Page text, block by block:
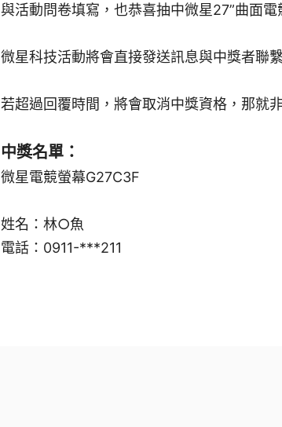
與活動問卷填寫，也恭喜抽中微星27”曲面電
微星科技活動將會直接發送訊息與中獎者聯
若超過回覆時間，將會取消中獎資格，那就
中獎名單：
微星電競螢幕G27C3F
姓名：林○魚
電話：0911-***211